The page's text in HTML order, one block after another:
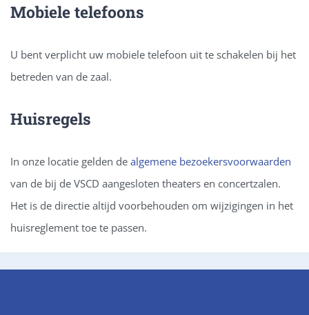
Mobiele telefoons
U bent verplicht uw mobiele telefoon uit te schakelen bij het
betreden van de zaal.
Huisregels
In onze locatie gelden de algemene bezoekersvoorwaarden
van de bij de VSCD aangesloten theaters en concertzalen.
Het is de directie altijd voorbehouden om wijzigingen in het
huisreglement toe te passen.